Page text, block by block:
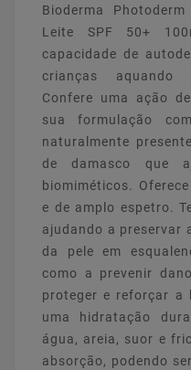
Bioderma
Leite SPF 50+
capacidade de
crianças
Confere uma ação
sua formulação
naturalmente
de damasco que
biomiméticos.
e de amplo espetro.
ajudando a preservar
da pele em
como a prevenir
proteger e reforçar a
uma hidratação
água, areia, suor e
absorção, podendo